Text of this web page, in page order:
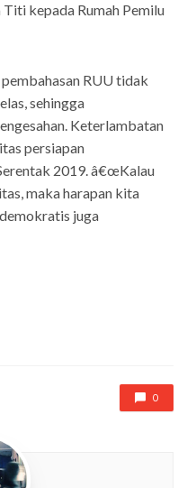
Titi kepada Rumah Pemilu
RUU tidak
sehingga
Keterlambatan
persiapan
2019. â€œKalau
maka harapan kita
juga
0